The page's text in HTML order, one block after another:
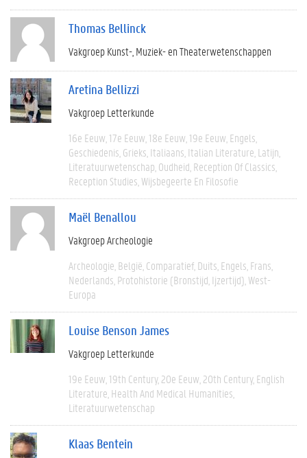
Thomas Bellinck
Vakgroep Kunst-, Muziek- en Theaterwetenschappen
Aretina Bellizzi
Vakgroep Letterkunde
16e Eeuw 17e Eeuw 18e Eeuw 19e Eeuw Engels
Geschiedenis Grieks Italiaans Italian Literature Latijn
Literatuurwetenschap Oudheid Reception Of Classics
Reception Studies Wijsbegeerte En Filosofie
Maël Benallou
Vakgroep Archeologie
Archeologie België Comparatief Duits Engels Frans
Nederlands Protohistorie (bronstijd, Ijzertijd) West-
Europa
Louise Benson James
Vakgroep Letterkunde
19e Eeuw 19th Century 20e Eeuw 20th Century English
Literature Health And Medical Humanities
Literatuurwetenschap
Klaas Bentein